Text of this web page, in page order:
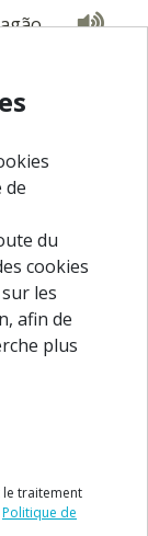
plus de 30
préparées
de
du
cookies
les
afin de
plus
traitement
Politique de